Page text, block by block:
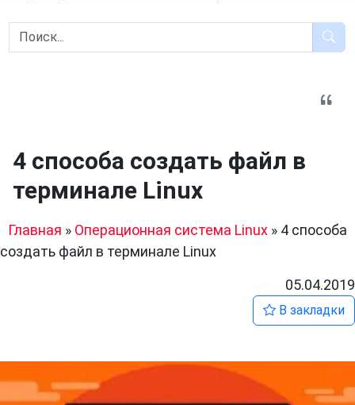
4 способа создать файл в
терминале Linux
Главная » Операционная система Linux » 4 способа
создать файл в терминале Linux
05.04.2019
В закладки